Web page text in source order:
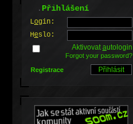
.Přihlášení
Login:
Heslo:
Aktivovatautologin
Forgot your password?
Registrace